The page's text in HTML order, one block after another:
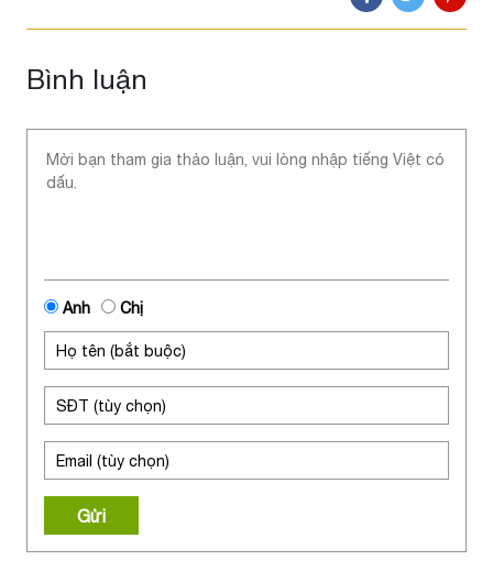
Bình luận
Anh Chị
Gửi